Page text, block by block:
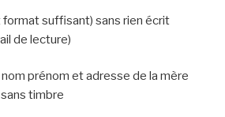
suffisant) sans rien écrit
de lecture)
prénom et adresse de la mère
timbre